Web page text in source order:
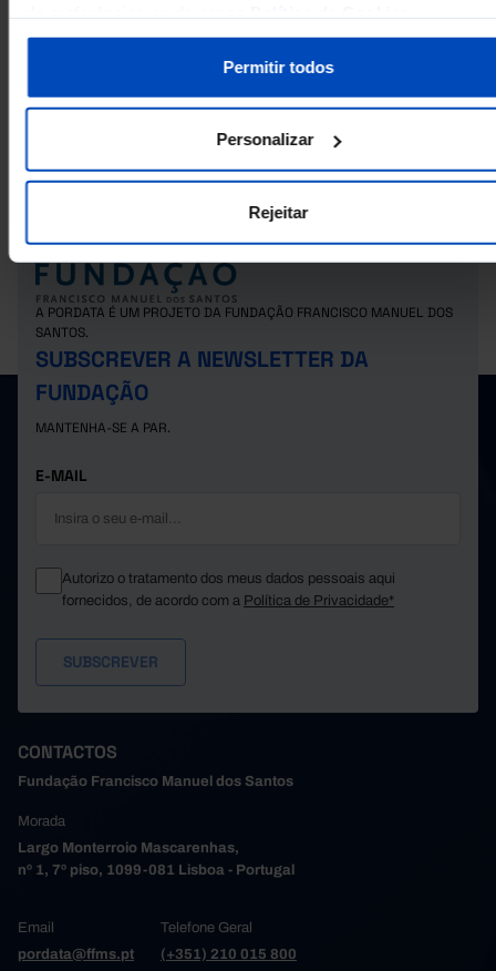
Permitir todos
Personalizar
Rejeitar
Veículos do transporte ferroviário - Continente em Portugal
A PORDATA É UM PROJETO DA FUNDAÇÃO FRANCISCO MANUEL DOS
SANTOS.
SUBSCREVER A NEWSLETTER DA
FUNDAÇÃO
MANTENHA-SE A PAR.
E-MAIL
Autorizo o tratamento dos meus dados pessoais aqui
fornecidos, de acordo com a Política de Privacidade*
CONTACTOS
Fundação Francisco Manuel dos Santos
Morada
Largo Monterroio Mascarenhas,
nº 1, 7º piso, 1099-081 Lisboa - Portugal
Email
pordata@ffms.pt
Telefone Geral
(+351) 210 015 800